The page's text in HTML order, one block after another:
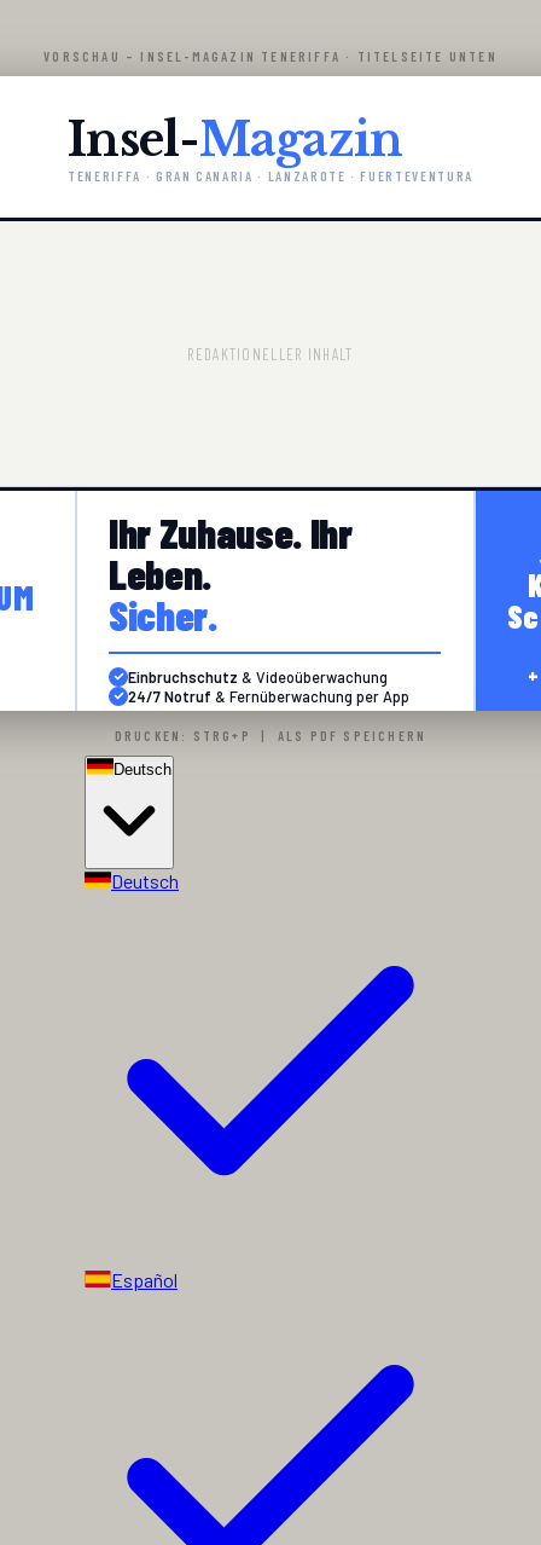
VORSCHAU – INSEL-MAGAZIN TENERIFFA · TITELSEITE UNTEN
Insel-Magazin
TENERIFFA · GRAN CANARIA · LANZAROTE · FUERTEVENTURA
REDAKTIONELLER INHALT
Ihr Zuhause. Ihr
Leben.
Sicher.
Einbruchschutz & Videoüberwachung
24/7 Notruf & Fernüberwachung per App
Deutschsprachige Beratung& lokale
Montage
FÜR FAMILIEN · RENTNER · GEWERBE
DRUCKEN: STRG+P | ALS PDF SPEICHERN
Deutsch
Deutsch
Español